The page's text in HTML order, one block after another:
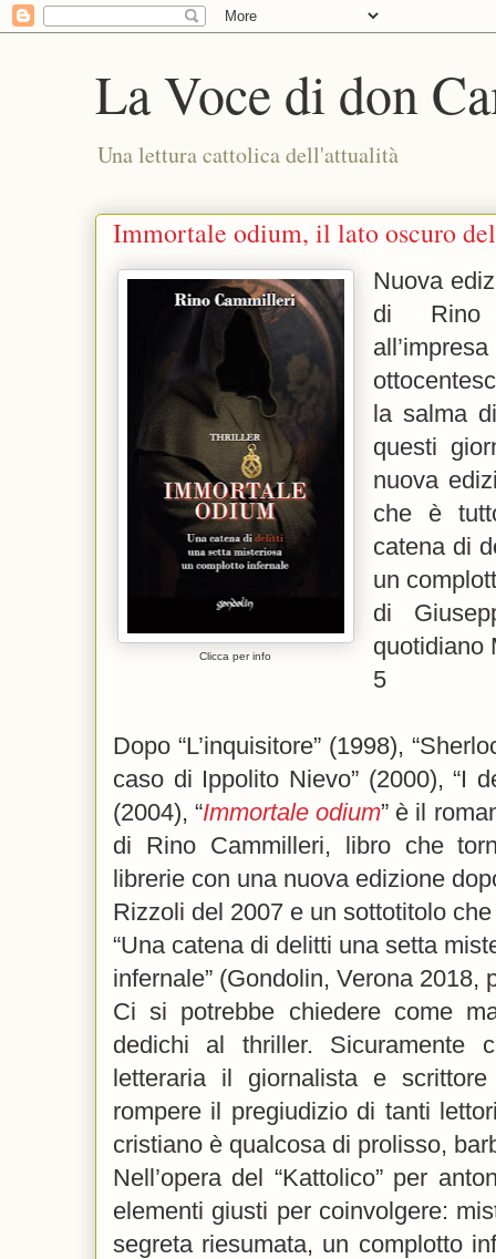
La Voce di don
Una lettura cattolica dell'attualità
Immortale odium, il lato oscuro
Clicca per info
Nuova
di Rino
la salma
questi
nuova
che è
catena di
un
di
quotidiano
5
Dopo “L’inquisitore” (1998),
caso di Ippolito Nievo” (2000), “I
(2004), “Immortale odium” è il
di Rino Cammilleri, libro che
librerie con una nuova edizione
Rizzoli del 2007 e un sottotitolo
“Una catena di delitti una setta
infernale” (Gondolin, Verona 2018,
Ci si potrebbe chiedere come
dedichi al thriller. Sicuramente
letteraria il giornalista e
rompere il pregiudizio di tanti
cristiano è qualcosa di prolisso,
Nell’opera del “Kattolico” per
elementi giusti per coinvolgere:
segreta riesumata, un complotto